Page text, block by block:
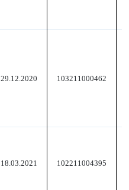
29.12.2020 103211000462
18.03.2021 102211004395